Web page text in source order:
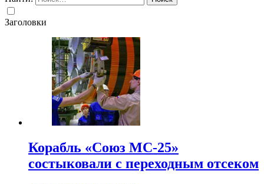
Заголовки
Корабль «Союз МС-25»
состыковали с переходным отсеком